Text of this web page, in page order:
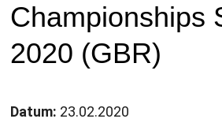
Championships
2020 (GBR)
Datum: 23.02.2020